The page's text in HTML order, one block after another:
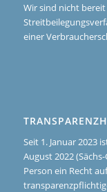
Wir sind nicht
einer
Seit 1. Januar 2023
August 2022
Person ein Recht